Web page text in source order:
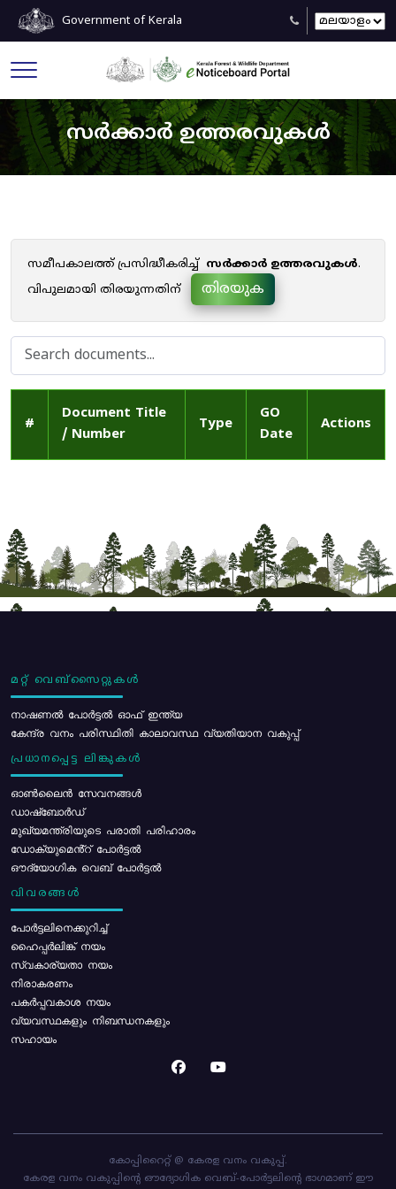
Government of Kerala
സർക്കാർ ഉത്തരവുകൾ
സമീപകാലത്ത് പ്രസിദ്ധീകരിച്ച് സർക്കാർ ഉത്തരവുകൾ.
വിപുലമായി തിരയുന്നതിന്
തിരയുക
#
Document Title
/ Number
Type
GO
Date
Actions
മറ്റ് വെബ്സൈറ്റുകൾ
നാഷണൽ പോർട്ടൽ ഓഫ് ഇന്ത്യ
കേന്ദ്ര വനം പരിസ്ഥിതി കാലാവസ്ഥ വ്യതിയാന വകുപ്പ്
പ്രധാനപ്പെട്ട ലിങ്കുകൾ
ഓൺലൈൻ സേവനങ്ങൾ
ഡാഷ്ബോർഡ്
മുഖ്യമന്ത്രിയുടെ പരാതി പരിഹാരം
ഡോക്യുമെൻ്റ് പോർട്ടൽ
ഔദ്യോഗിക വെബ് പോർട്ടൽ
വിവരങ്ങൾ
പോര്‍ട്ടലിനെക്കുറിച്ച്
ഹൈപ്പർലിങ്ക് നയം
സ്വകാര്യതാ നയം
നിരാകരണം
പകർപ്പവകാശ നയം
വ്യവസ്ഥകളും നിബന്ധനകളും
സഹായം
കോപ്പിറൈറ്റ് @ കേരള വനം വകുപ്പ്.
കേരള വനം വകുപ്പിന്റെ ഔദ്യോഗിക വെബ്-പോർട്ടലിന്റെ ഭാഗമാണ് ഈ